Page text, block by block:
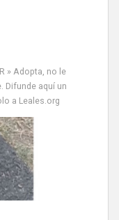
» Adopta, no le
Difunde aquí un
a Leales.org